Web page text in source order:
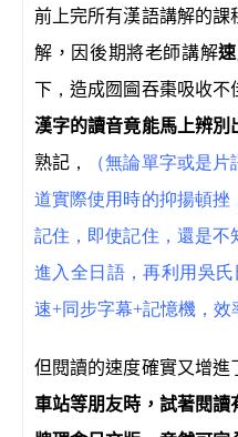
前上完所有漢語講解的課
解，因後期將老師講解
下 ，造成囫圇吞棗吸收不
漢字的讀音竟能馬上辨別
熟記 ，
（無論單字或是
道實際使用時的抑揚頓挫
記住，即使記住，還是不
進入全日語，再利用吳
速+同步字幕+記憶機，效
但閱讀的速度確實又增進
車站等朋友時，試著閱讀